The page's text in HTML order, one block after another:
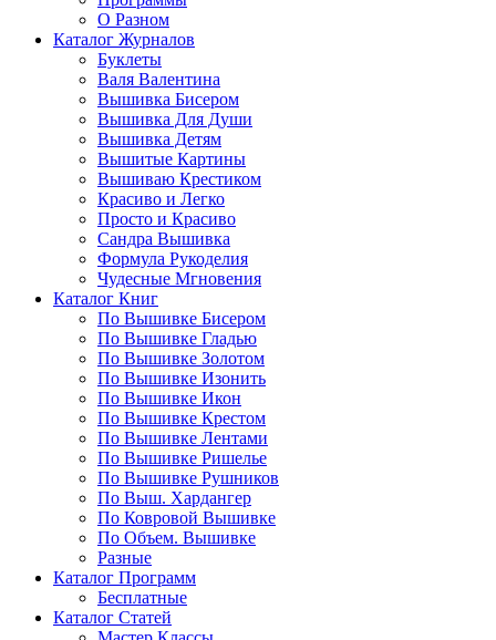
О Разном
Каталог Журналов
Буклеты
Валя Валентина
Вышивка Бисером
Вышивка Для Души
Вышивка Детям
Вышитые Картины
Вышиваю Крестиком
Красиво и Легко
Просто и Красиво
Сандра Вышивка
Формула Рукоделия
Чудесные Мгновения
Каталог Книг
По Вышивке Бисером
По Вышивке Гладью
По Вышивке Золотом
По Вышивке Изонить
По Вышивке Икон
По Вышивке Крестом
По Вышивке Лентами
По Вышивке Ришелье
По Вышивке Рушников
По Выш. Хардангер
По Ковровой Вышивке
По Объем. Вышивке
Разные
Каталог Программ
Бесплатные
Каталог Статей